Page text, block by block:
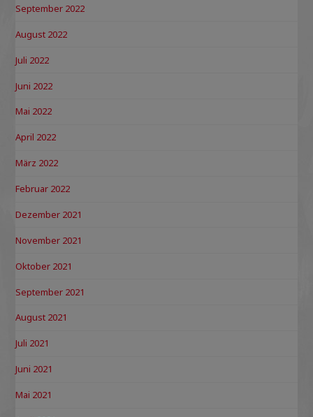
September 2022
August 2022
Juli 2022
Juni 2022
Mai 2022
April 2022
März 2022
Februar 2022
Dezember 2021
November 2021
Oktober 2021
September 2021
August 2021
Juli 2021
Juni 2021
Mai 2021